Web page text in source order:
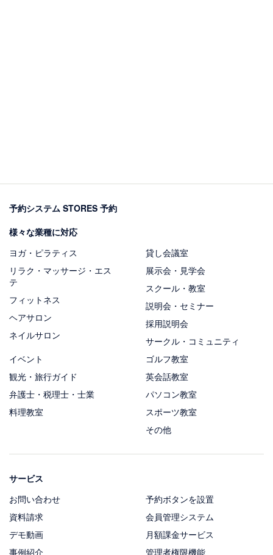
予約システム STORES 予約
様々な業種に対応
ヨガ・ピラティス
リラク・マッサージ・エス
テ
フィットネス
ヘアサロン
ネイルサロン
貸し会議室
展示会・見学会
スクール・教室
説明会・セミナー
採用説明会
サークル・コミュニティ
イベント
観光・旅行ガイド
弁護士・税理士・士業
料理教室
ゴルフ教室
英会話教室
パソコン教室
スポーツ教室
その他
サービス
お問い合わせ
資料請求
デモ動画
事例紹介
予約ボタンを設置
会員管理システム
月額課金サービス
管理者権限機能